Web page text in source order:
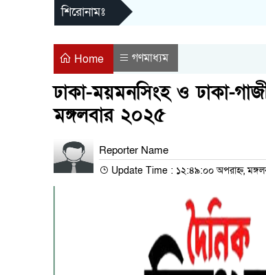
শিরোনামঃ
Home গণমাধ্যম
ঢাকা-ময়মনসিংহ ও ঢাকা-
মঙ্গলবার ২০২৫
Reporter Name
Update Time : ১২:৪৯:০০ অপরাহ্ন,